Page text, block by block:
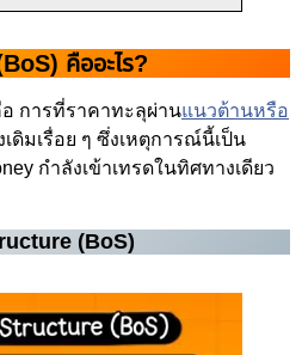
คืออะไร?
อ การที่ราคาทะลุผ่านแนวต้านหรือ
ดิมเรื่อย ๆ ซึ่งเหตุการณ์นี้เป็น
กำลังเข้าเทรดในทิศทางเดียว
(BoS)